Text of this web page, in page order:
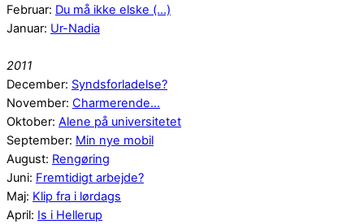
Februar: Du må ikke elske (...)
Januar: Ur-Nadia
2011
December: Syndsforladelse?
November: Charmerende...
Oktober: Alene på universitetet
September: Min nye mobil
August: Rengøring
Juni: Fremtidigt arbejde?
Maj: Klip fra i lørdags
April: Is i Hellerup